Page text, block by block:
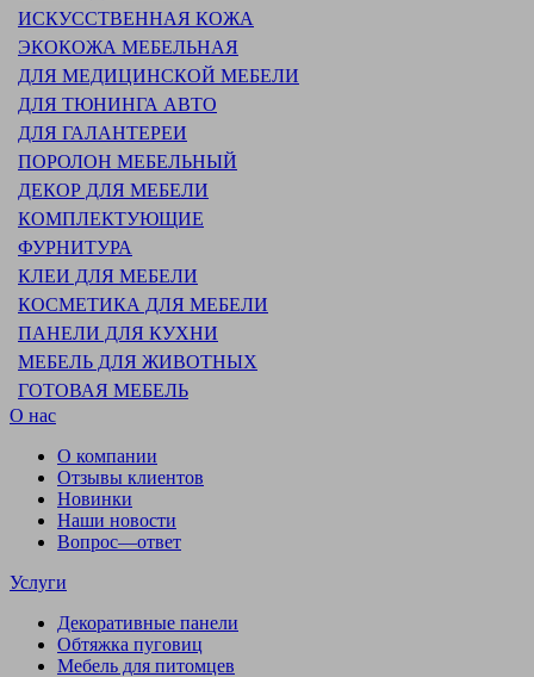
ИСКУССТВЕННАЯ КОЖА
ЭКОКОЖА МЕБЕЛЬНАЯ
ДЛЯ МЕДИЦИНСКОЙ МЕБЕЛИ
ДЛЯ ТЮНИНГА АВТО
ДЛЯ ГАЛАНТЕРЕИ
ПОРОЛОН МЕБЕЛЬНЫЙ
ДЕКОР ДЛЯ МЕБЕЛИ
КОМПЛЕКТУЮЩИЕ
ФУРНИТУРА
КЛЕИ ДЛЯ МЕБЕЛИ
КОСМЕТИКА ДЛЯ МЕБЕЛИ
ПАНЕЛИ ДЛЯ КУХНИ
МЕБЕЛЬ ДЛЯ ЖИВОТНЫХ
ГОТОВАЯ МЕБЕЛЬ
О нас
О компании
Отзывы клиентов
Новинки
Наши новости
Вопрос—ответ
Услуги
Декоративные панели
Обтяжка пуговиц
Мебель для питомцев